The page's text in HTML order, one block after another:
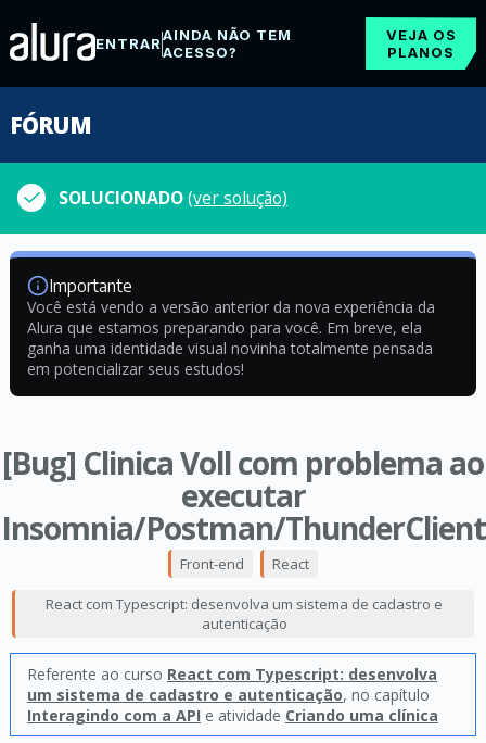
ENTRARAINDA NÃO TEM
ACESSO?
VEJA OS
PLANOS
FÓRUM
SOLUCIONADO(ver solução)
Importante
Você está vendo a versão anterior da nova experiência da
Alura que estamos preparando para você. Em breve, ela
ganha uma identidade visual novinha totalmente pensada
em potencializar seus estudos!
[Bug] Clinica Voll com problema ao
executar
Insomnia/Postman/ThunderClient
Front-end React
React com Typescript: desenvolva um sistema de cadastro e
autenticação
Referente ao curso React com Typescript: desenvolva
um sistema de cadastro e autenticação, no capítulo
Interagindo com a API e atividade Criando uma clínica